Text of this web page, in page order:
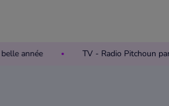
belle année TV - Radio Pitchoun